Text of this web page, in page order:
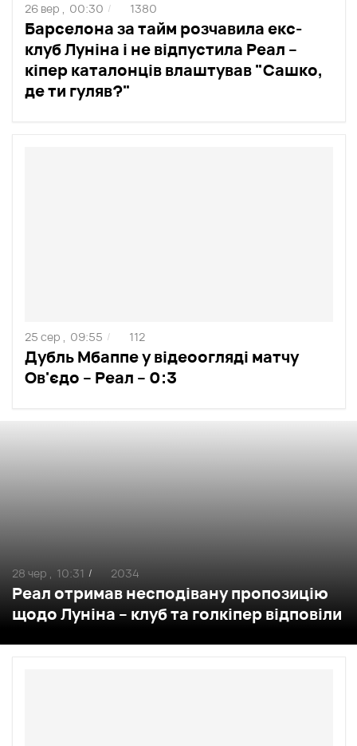
Барселона за тайм розчавила екс-
клуб Луніна і не відпустила Реал –
кіпер каталонців влаштував "Сашко,
де ти гуляв?"
26 вер , 00:30 / 1380
Дубль Мбаппе у відеоогляді матчу
Ов'єдо – Реал – 0:3
25 сер , 09:55 / 112
Реал отримав несподівану пропозицію
щодо Луніна – клуб та голкіпер відповіли
28 чер , 10:31 / 2034